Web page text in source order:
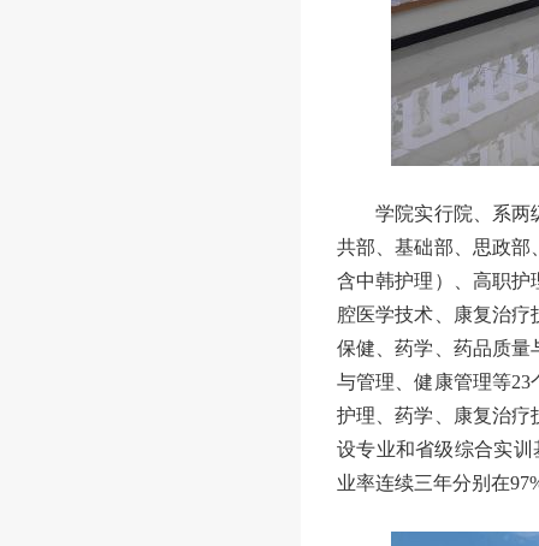
学院实行院、系两
共部、基础部、思政部
含中韩护理 ）
高职护
腔医学技术、康复治
保健、药学、药品质量
与管理、健康管理等23
护理、药学、康复治疗
设专业和省级综合实
业率连续三年分别在